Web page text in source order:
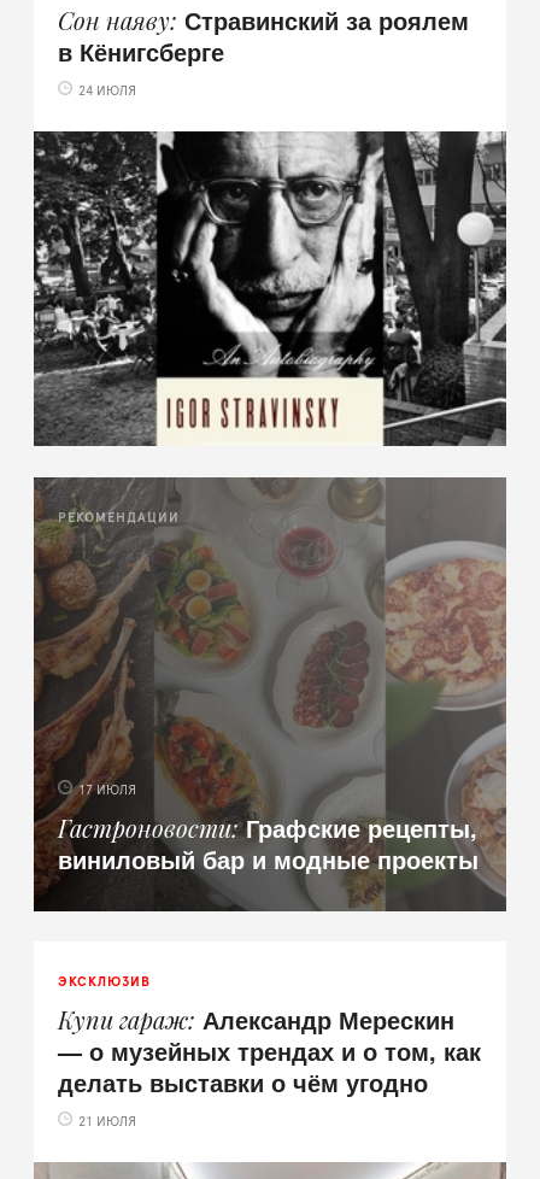
Сон наяву Стравинский за роялем
в Кёнигсберге
24 ИЮЛЯ
РЕКОМЕНДАЦИИ
17 ИЮЛЯ
Гастроновости Графские рецепты,
виниловый бар и модные проекты
ЭКСКЛЮЗИВ
Купи гараж Александр Мерескин
— о музейных трендах и о том, как
делать выставки о чём угодно
21 ИЮЛЯ